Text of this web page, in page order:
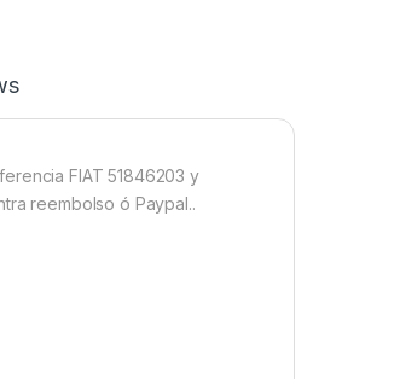
FIAT 51846203 y
reembolso ó Paypal..